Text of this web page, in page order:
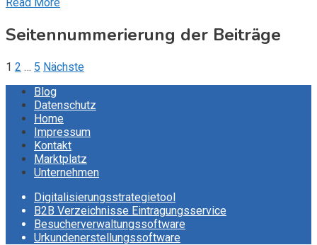
Seitennummerierung der Beiträge
1 2 … 5 Nächste
Blog
Datenschutz
Home
Impressum
Kontakt
Marktplatz
Unternehmen
Digitalisierungsstrategietool
B2B Verzeichnisse Eintragungsservice
Besucherverwaltungssoftware
Urkundenerstellungssoftware